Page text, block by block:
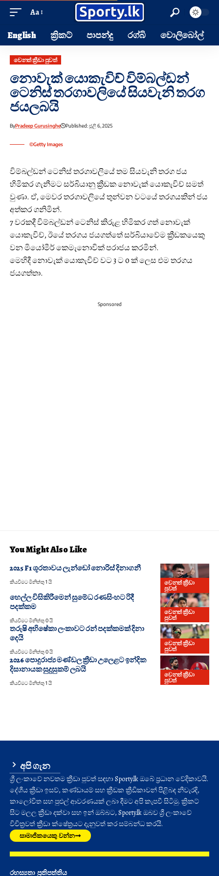
Aa
English ක්‍රිකට් පාපන්දු රග්බි වොලිබෝල්
වෙනත් ක්‍රීඩා පුවත්
නොවැක් යොකැවිච් විම්බල්ඩන්
ටෙනිස් තරගාවලියේ සියවැනි තරග
ජයලබයි
ByPradeep Gurusinghe Published: ජූලි 6, 2025
©Getty Images
විම්බල්ඩන් ටෙනිස් තරගාවලියේ තම සියවැනි තරග ජය
හිමිකර ගැනීමට සර්බියානු ක්‍රීඩක නොවැක් යොකැවිච් සමත්
වුණා. ඒ, මෙවර තරගාවලියේ තුන්වන වටයේ තරගයකින් ජය
අත්කර ගනිමින්.
7 වරකදී විම්බල්ඩන් ටෙනිස් කිරුළ හිමිකර ගත් නොවැක්
යොකැවිච්, ඊයේ තරගය ජයගත්තේ සර්බියාවේම ක්‍රීඩකයෙකු
වන මියෝමීර් කෙමැනොවික් පරාජය කරමින්.
මෙහිදී නොවැක් යොකැවිච් වට 3 ට 0 ක් ලෙස එම තරගය
ජයගත්තා.
Sponsored
You Might Also Like
වෙනත් ක්‍රීඩා
පුවත්
2025 F1 ශූරතාවය ලැන්ඩෝ නොරිස් දිනාගනී
කියවීමට මිනිත්තු 1 යි
වෙනත් ක්‍රීඩා
පුවත්
හෙල්ල විසිකිරීමෙන් සුමේධ රණසිංහට රිදී
පදක්කම
කියවීමට මිනිත්තු 0 යි
වෙනත් ක්‍රීඩා
පුවත්
තරුෂි අභිෂේකා ලංකාවට රන් පදක්කමක් දිනා
දෙයි
කියවීමට මිනිත්තු 0 යි
වෙනත් ක්‍රීඩා
පුවත්
2026 පොදුරාජ්‍ය මණ්ඩල ක්‍රීඩා උලෙළට ඉන්දික
දිසානායක සුදුසුකම් ලබයි
කියවීමට මිනිත්තු 1 යි
අපි ගැන
ශ්‍රී ලංකාවේ නවතම ක්‍රීඩා පුවත් සඳහා Sporty.lk ඔබේ ප්‍රධාන වේදිකාවයි.
දේශීය ක්‍රීඩා ඉසව්, කණ්ඩායම් සහ ක්‍රීඩක ක්‍රීඩිකාවන් පිළිබඳ නිවැරදි,
කාලෝචිත සහ පුළුල් ආවරණයක් ලබා දීමට අපි කැපවී සිටිමු. ක්‍රිකට්
සිට මලල ක්‍රීඩා දක්වා සහ ඉන් ඔබ්බට, Sporty.lk ඔබව ශ්‍රී ලංකාවේ
විචිත්‍රවත් ක්‍රීඩා ක්ෂේත්‍රයට දැනුවත් කර සම්බන්ධ කරයි.
සාමාජිකයෙකු වන්න
රහස්‍යතා ප්‍රතිපත්තිය